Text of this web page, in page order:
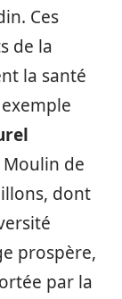
Ces
de la
la santé
Moulin de
dont
prospère,
par la